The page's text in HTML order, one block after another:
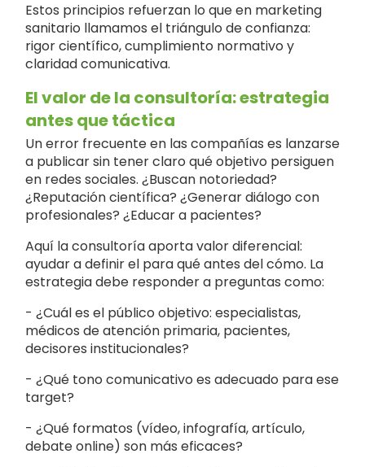
Estos principios refuerzan lo que en marketing
sanitario llamamos el triángulo de confianza:
rigor científico, cumplimiento normativo y
claridad comunicativa.
El valor de la consultoría: estrategia
antes que táctica
Un error frecuente en las compañías es lanzarse
a publicar sin tener claro qué objetivo persiguen
en redes sociales. ¿Buscan notoriedad?
¿Reputación científica? ¿Generar diálogo con
profesionales? ¿Educar a pacientes?
Aquí la consultoría aporta valor diferencial:
ayudar a definir el para qué antes del cómo. La
estrategia debe responder a preguntas como:
- ¿Cuál es el público objetivo: especialistas,
médicos de atención primaria, pacientes,
decisores institucionales?
- ¿Qué tono comunicativo es adecuado para ese
target?
- ¿Qué formatos (vídeo, infografía, artículo,
debate online) son más eficaces?